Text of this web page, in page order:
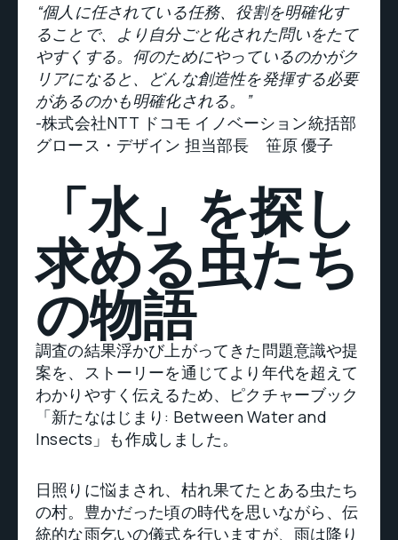
“個人に任されている任務、役割を明確化す
ることで、より自分ごと化された問いをたて
やすくする。何のためにやっているのかがク
リアになると、どんな創造性を発揮する必要
があるのかも明確化される。”
-株式会社NTT ドコモ イノベーション統括部
グロース・デザイン 担当部長 笹原 優子
「水」を探し
求める虫たち
の物語
調査の結果浮かび上がってきた問題意識や提
案を、ストーリーを通じてより年代を超えて
わかりやすく伝えるため、ピクチャーブック
「新たなはじまり: Between Water and
Insects」も作成しました。
日照りに悩まされ、枯れ果てたとある虫たち
の村。豊かだった頃の時代を思いながら、伝
統的な雨乞いの儀式を行いますが、雨は降り